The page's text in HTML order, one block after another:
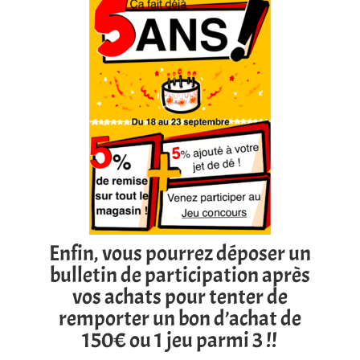
Enfin, vous pourrez déposer un
bulletin de participation après
vos achats pour tenter de
remporter un bon d’achat de
150€ ou 1 jeu parmi 3 !!